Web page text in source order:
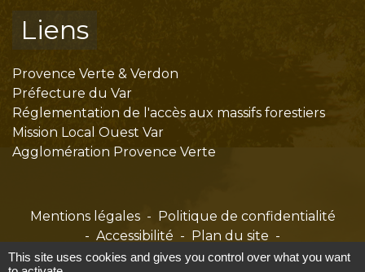
Liens
Provence Verte & Verdon
Préfecture du Var
Réglementation de l'accès aux massifs forestiers
Mission Local Ouest Var
Agglomération Provence Verte
Mentions légales - Politique de confidentialité
- Accessibilité - Plan du site -
Gestion des cookies
This site uses cookies and gives you control over what you want